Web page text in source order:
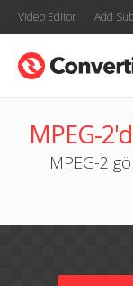
Video Editor Add
MPEG-
MPEG-2